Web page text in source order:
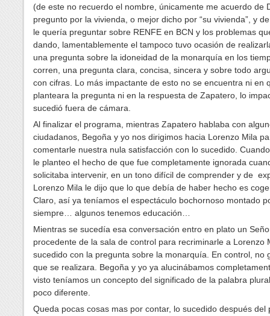
(de este no recuerdo el nombre, únicamente me acuerdo de
pregunto por la vivienda, o mejor dicho por “su vivienda”, y
le quería preguntar sobre RENFE en BCN y los problemas
dando, lamentablemente el tampoco tuvo ocasión de
una pregunta sobre la idoneidad de la monarquía en los
corren, una pregunta clara, concisa, sincera y sobre todo
con cifras. Lo más impactante de esto no se encuentra ni en
planteara la pregunta ni en la respuesta de Zapatero, lo
sucedió fuera de cámara.
Al finalizar el programa, mientras Zapatero hablaba con
ciudadanos, Begoña y yo nos dirigimos hacia Lorenzo Mila
comentarle nuestra nula satisfacción con lo sucedido.
le planteo el hecho de que fue completamente ignorada
solicitaba intervenir, en un tono difícil de comprender y de
Lorenzo Mila le dijo que lo que debía de haber hecho es
Claro, así ya teníamos el espectáculo bochornoso montado
siempre… algunos tenemos educación…
Mientras se sucedía esa conversación entro en plato un
procedente de la sala de control para recriminarle a Lorenzo
sucedido con la pregunta sobre la monarquía. En control, no
que se realizara. Begoña y yo ya alucinábamos
visto teníamos un concepto del significado de la palabra
poco diferente.
Queda pocas cosas mas por contar, lo sucedido después del